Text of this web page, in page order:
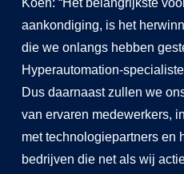
Koen: “Het belangrijkste
aankondiging, is het
die we onlangs hebben
Hyperautomation-
Dus daarnaast zullen we
van ervaren medewerkers,
met technologiepartners en
bedrijven die net als wij